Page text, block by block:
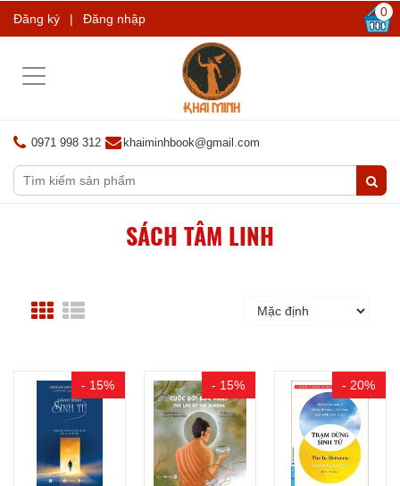
Đăng ký | Đăng nhập 0
Toggle
0971 998 312 khaiminhbook@gmail.com
SÁCH TÂM LINH
- 15% - 15% - 20%